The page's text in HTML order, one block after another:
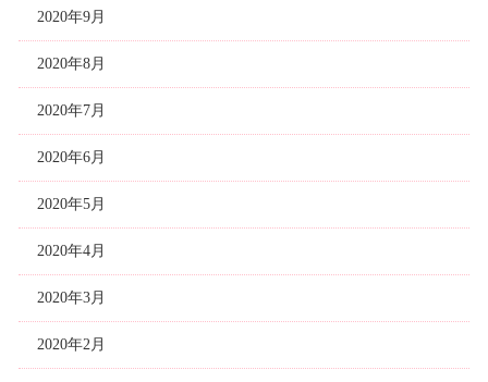
2020年9月
2020年8月
2020年7月
2020年6月
2020年5月
2020年4月
2020年3月
2020年2月